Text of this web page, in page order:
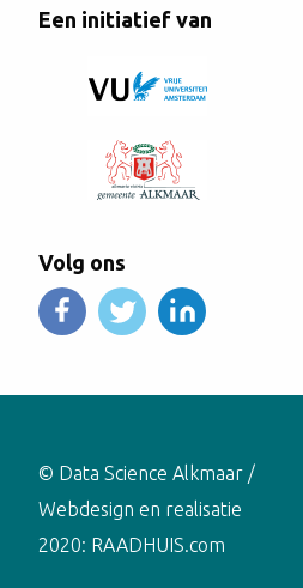
Een initiatief van
Volg ons
© Data Science Alkmaar /
Webdesign en realisatie
2020: RAADHUIS.com